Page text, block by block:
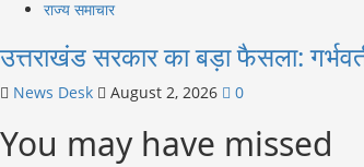
राज्य समाचार
उत्तराखंड सरकार का बड़ा फैसला:
News Desk August 2, 2026 0
You may have missed